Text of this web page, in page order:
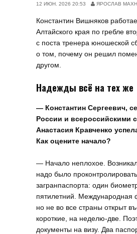
12 ИЮН. 2026 20:53 ЯРОСЛАВ
Константин Вишняков
Алтайского края по гребле
с поста тренера юношеской
о том, почему он решил
другом.
Надежды всё на тех же
— Константин Сергеевич,
России и всероссийскими
Анастасия Кравченко
Как оцените начало?
— Начало неплохое.
надо было
загранпаспорта: один
пятилетний. Международная
но не во все страны открыт
короткие, на неделю-две.
документы на визу. Два